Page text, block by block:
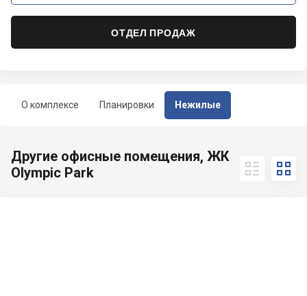
О комплексе Планировки Нежилые
ОТДЕЛ ПРОДАЖ
Другие офисные помещения, ЖК
Olympic Park
 